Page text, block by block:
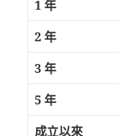
1 年
2 年
3 年
5 年
成立以來